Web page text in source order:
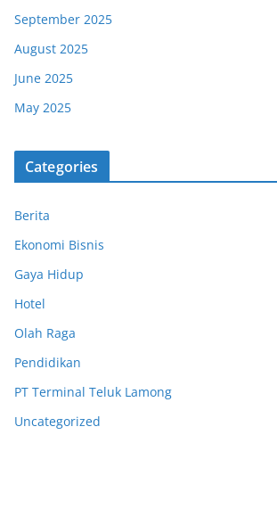
September 2025
August 2025
June 2025
May 2025
Categories
Berita
Ekonomi Bisnis
Gaya Hidup
Hotel
Olah Raga
Pendidikan
PT Terminal Teluk Lamong
Uncategorized